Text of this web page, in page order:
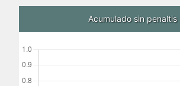
Acumulado sin penaltis